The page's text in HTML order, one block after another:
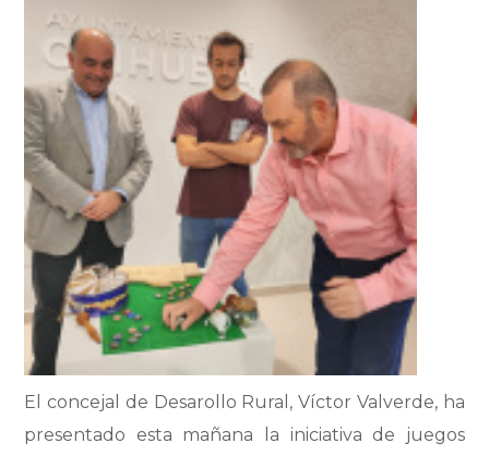
El concejal de Desarollo Rural, Víctor Valverde, ha
presentado esta mañana la iniciativa de juegos